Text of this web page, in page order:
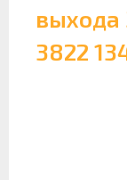
выхода
3822